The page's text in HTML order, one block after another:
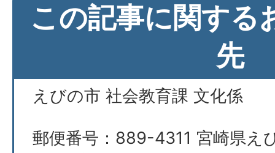
この記事に関する
先
えびの市 社会教育課 文化係
郵便番号：889-4311 宮崎県え